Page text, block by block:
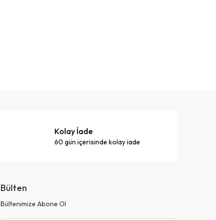
Kolay İade
60 gün içerisinde kolay iade
Bülten
Bültenimize Abone Ol